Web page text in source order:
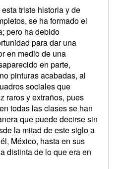
triste historia y de
se ha formado el
pero ha debido
para dar una
en medio de una
en parte,
pinturas acabadas, al
sociales que
raros y extraños, pues
todas las clases se han
que puede decirse sin
la mitad de este siglo a
México, hasta en sus
distinta de lo que era en